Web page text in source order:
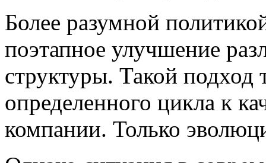
Более разумной
поэтапное улучшение
структуры. Такой подход
определенного цикла к
компании. Только